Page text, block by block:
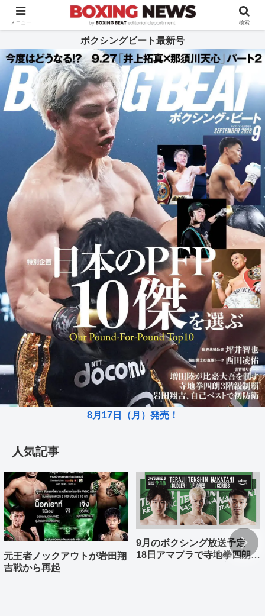
BOXING BEAT [ボクシング・ビート] 公式サイト
ボクシングビート最新号
8月17日（月）発売！
人気記事
元王者ノックアウトが岩田翔
吉戦から再起
9月のボクシング放送予定
18日アマプラで寺地拳四朗、
メニュー 検索